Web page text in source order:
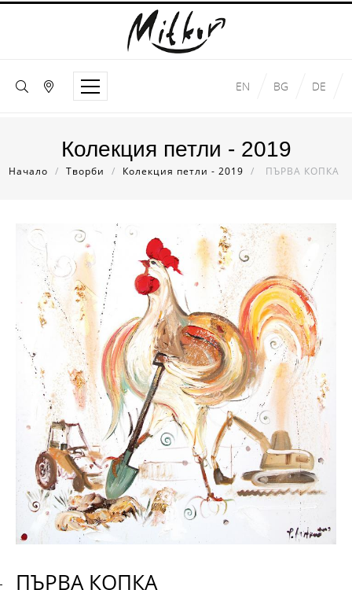
EN BG DE
Колекция петли - 2019
Начало / Творби / Колекция петли - 2019 / ПЪРВА КОПКА
ПЪРВА КОПКА